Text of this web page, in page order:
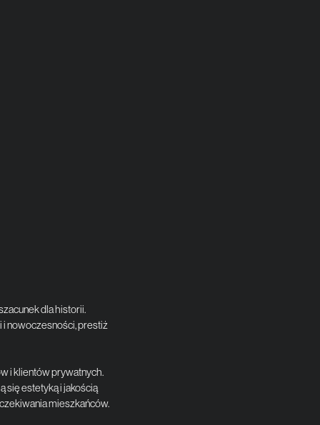
dla historii.
i nowoczesności, prestiż
i klientów prywatnych.
się estetyką i jakością
mieszkańców.